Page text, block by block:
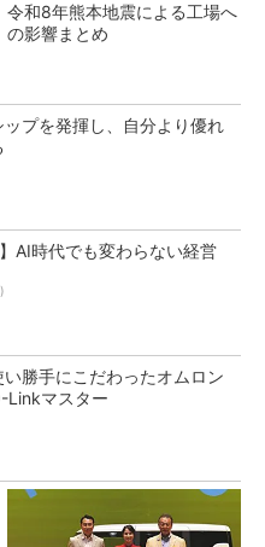
令和8年熊本地震による工場へ
の影響まとめ
プを発揮し、自分より優れ
AI時代でも変わらない経営
勝手にこだわったオムロン
Linkマスター